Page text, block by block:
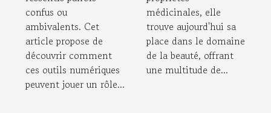
confus ou
ambivalents. Cet
article propose de
découvrir comment
ces outils numériques
peuvent jouer un rôle...
médicinales, elle
trouve aujourd'hui sa
place dans le domaine
de la beauté, offrant
une multitude de...